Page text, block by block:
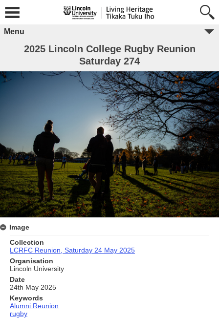
Menu
2025 Lincoln College Rugby Reunion
Saturday 274
Image
Collection
LCRFC Reunion, Saturday 24 May 2025
Organisation
Lincoln University
Date
24th May 2025
Keywords
Alumni Reunion
rugby